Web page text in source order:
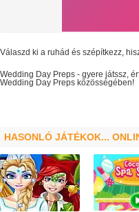
Válaszd ki a ruhád és szépítkezz,
Wedding Day Preps - gyere játssz,
Wedding Day Preps közösségében!
HASONLÓ JÁTÉKOK...